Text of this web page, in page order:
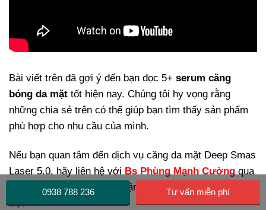
Bài viết trên đã gợi ý đến bạn đọc 5+ serum căng
bóng da mặt tốt hiện nay. Chúng tôi hy vọng rằng
những chia sẻ trên có thể giúp bạn tìm thấy sản phẩm
phù hợp cho nhu cầu của mình.
Nếu bạn quan tâm đến dịch vụ căng da mặt Deep Smas
Laser 5.0, hãy liên hệ với Bs Phùng Mạnh Cường qua
hotline 0938.788.236 để nhận được sự tư vấn và hỗ
trợ!
0938 788 236 Tư vấn miễn phí